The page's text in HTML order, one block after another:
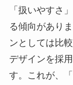
「扱いやすさ
る傾向があり
ンとしては比
デザインを採
す。これが、